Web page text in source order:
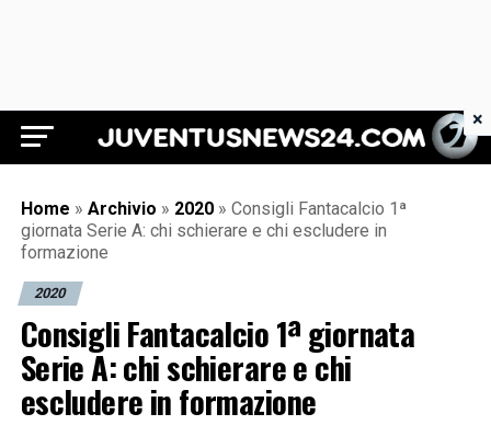
Juventus News 24
Home » Archivio » 2020 » Consigli Fantacalcio 1ª
giornata Serie A: chi schierare e chi escludere in
formazione
2020
Consigli Fantacalcio 1ª giornata
Serie A: chi schierare e chi
escludere in formazione
×